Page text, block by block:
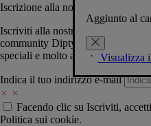
Aggiunto al
Visualizza
Iscrizione alla nostra Newsletter
Iscriviti alla nostra newsletter per
community Diptyque e tenerti al
speciali e molto altro.
Indica il tuo indirizzo e-mail
Facendo clic su Iscriviti, accetti
Politica sui cookie.